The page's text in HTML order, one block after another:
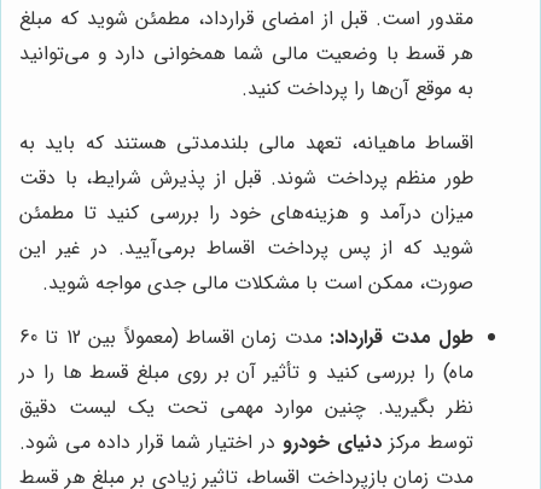
مقدور است. قبل از امضای قرارداد، مطمئن شوید که مبلغ
هر قسط با وضعیت مالی شما همخوانی دارد و می‌توانید
به موقع آن‌ها را پرداخت کنید.
اقساط ماهیانه، تعهد مالی بلندمدتی هستند که باید به
طور منظم پرداخت شوند. قبل از پذیرش شرایط، با دقت
میزان درآمد و هزینه‌های خود را بررسی کنید تا مطمئن
شوید که از پس پرداخت اقساط برمی‌آیید. در غیر این
صورت، ممکن است با مشکلات مالی جدی مواجه شوید.
طول مدت قرارداد:
مدت زمان اقساط (معمولاً بین 12 تا 60
ماه) را بررسی کنید و تأثیر آن بر روی مبلغ قسط ها را در
نظر بگیرید. چنین موارد مهمی تحت یک لیست دقیق
توسط مرکز دنیای خودرو در اختیار شما قرار داده می شود.
مدت زمان بازپرداخت اقساط، تاثیر زیادی بر مبلغ هر قسط